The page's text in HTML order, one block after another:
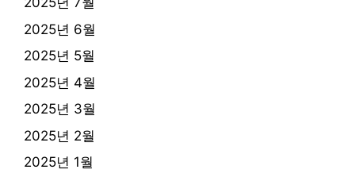
2025년 6월
2025년 5월
2025년 4월
2025년 3월
2025년 2월
2025년 1월